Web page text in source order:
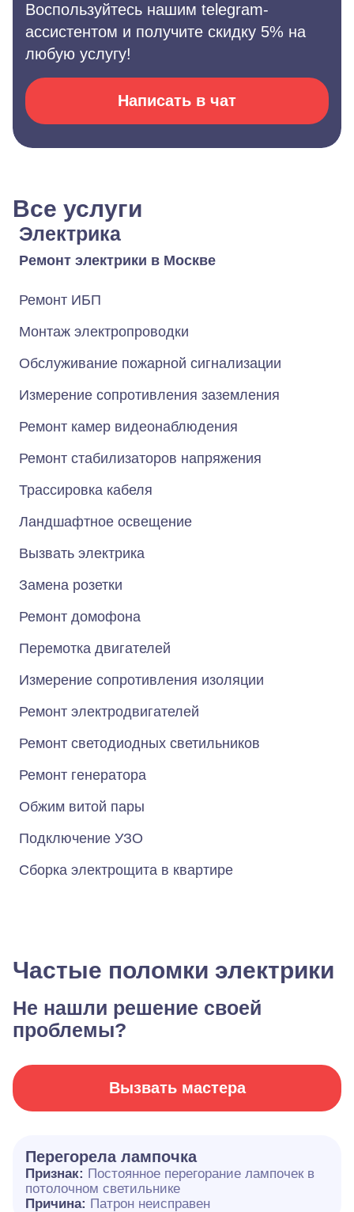
Воспользуйтесь нашим telegram-
ассистентом и получите скидку 5% на
любую услугу!
Написать в чат
Все услуги
Электрика
Ремонт электрики в Москве
Ремонт ИБП
Монтаж электропроводки
Обслуживание пожарной сигнализации
Измерение сопротивления заземления
Ремонт камер видеонаблюдения
Ремонт стабилизаторов напряжения
Трассировка кабеля
Ландшафтное освещение
Вызвать электрика
Замена розетки
Ремонт домофона
Перемотка двигателей
Измерение сопротивления изоляции
Ремонт электродвигателей
Ремонт светодиодных светильников
Ремонт генератора
Обжим витой пары
Подключение УЗО
Сборка электрощита в квартире
Частые поломки электрики
Не нашли решение своей
проблемы?
Вызвать мастера
Перегорела лампочка
Признак: Постоянное перегорание лампочек в
потолочном светильнике
Причина: Патрон неисправен